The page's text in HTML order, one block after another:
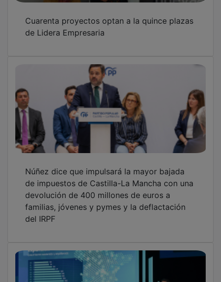
Respaldo unánime a la cuentas de Eurocaja
OTRAS NOTICIAS